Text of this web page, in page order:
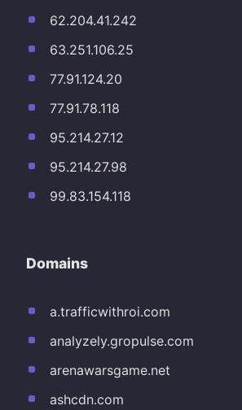
62.204.41.242
63.251.106.25
77.91.124.20
77.91.78.118
95.214.27.12
95.214.27.98
99.83.154.118
Domains
a.trafficwithroi.com
analyzely.gropulse.com
arenawarsgame.net
ashcdn.com